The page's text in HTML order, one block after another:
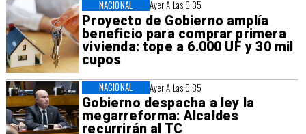
Ayer A Las 9:35
Proyecto de Gobierno amplía
beneficio para comprar primera
vivienda: tope a 6.000 UF y 30 mil
cupos
NACIONAL
Ayer A Las 9:35
Gobierno despacha a ley la
megarreforma: Alcaldes
recurrirán al TC
NACIONAL